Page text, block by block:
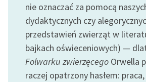
Odkurzamy bohaterów
Szkoła Poezji Wolnych
Lektur
O nas
nie oznaczać za pomocą
dydaktycznych czy
przedstawień zwierząt w
bajkach oświeceniowych) —
Folwarku zwierzęcego Orwella
raczej opatrzony hasłem: